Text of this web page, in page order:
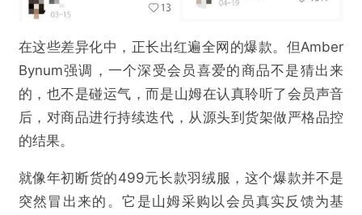
在这些差异化中，正长出红遍全网的爆款。但Amber
Bynum强调，一个深受会员喜爱的商品不是猜出来
的，也不是碰运气，而是山姆在认真聆听了会员声音
后，对商品进行持续迭代，从源头到货架做严格品控
的结果。
就像年初断货的499元长款羽绒服，这个爆款并不是
突然冒出来的。它是山姆采购以会员真实反馈为基